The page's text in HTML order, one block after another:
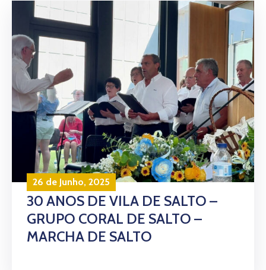
26 de Junho, 2025
30 ANOS DE VILA DE SALTO –
GRUPO CORAL DE SALTO –
MARCHA DE SALTO